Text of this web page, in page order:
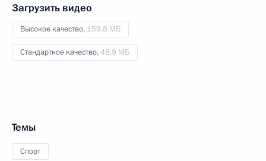
Загрузить видео
Высокое качество, 159.8 МБ
Стандартное качество,48.9 МБ
Темы
Спорт